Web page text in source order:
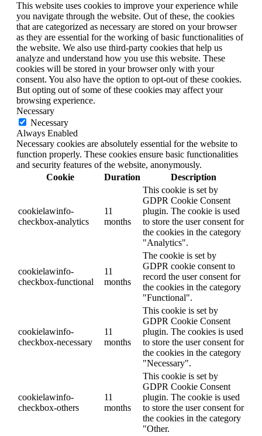
This website uses cookies to improve your experience while
you navigate through the website. Out of these, the cookies
that are categorized as necessary are stored on your browser
as they are essential for the working of basic functionalities of
the website. We also use third-party cookies that help us
analyze and understand how you use this website. These
cookies will be stored in your browser only with your
consent. You also have the option to opt-out of these cookies.
But opting out of some of these cookies may affect your
browsing experience.
Necessary
Necessary
Always Enabled
Necessary cookies are absolutely essential for the website to
function properly. These cookies ensure basic functionalities
and security features of the website, anonymously.
Cookie
Duration Description
cookielawinfo-
checkbox-analytics
11
months
This cookie is set by
GDPR Cookie Consent
plugin. The cookie is used
to store the user consent for
the cookies in the category
"Analytics".
cookielawinfo-
checkbox-functional
11
months
The cookie is set by
GDPR cookie consent to
record the user consent for
the cookies in the category
"Functional".
cookielawinfo-
checkbox-necessary
11
months
This cookie is set by
GDPR Cookie Consent
plugin. The cookies is used
to store the user consent for
the cookies in the category
"Necessary".
cookielawinfo-
checkbox-others
11
months
This cookie is set by
GDPR Cookie Consent
plugin. The cookie is used
to store the user consent for
the cookies in the category
"Other.